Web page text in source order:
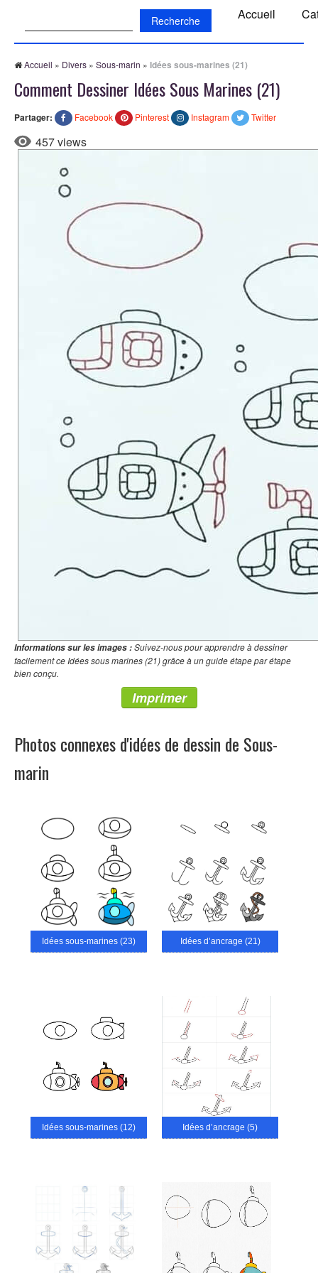
Accueil
Accueil » Divers » Sous-marin » Idées sous-marines (21)
Comment Dessiner Idées Sous Marines (21)
Partager: Facebook Pinterest Instagram Twitter
457 views
Informations sur les images :Suivez-nous pour apprendre à dessiner
facilement ce Idées sous marines (21) grâce à un guide étape par étape
bien conçu.
Imprimer
Photos connexes d'idées de dessin de Sous-
marin
Idées sous-marines (23) Idées d’ancrage (21)
Idées sous-marines (12) Idées d’ancrage (5)